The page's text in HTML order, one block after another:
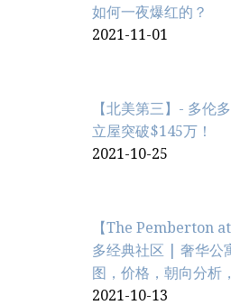
如何一夜爆红的？
2021-11-01
【北美第三】- 多伦
立屋突破$145万！
2021-10-25
【The Pemberton
多经典社区 | 奢华公
图，价格，朝向分析
2021-10-13